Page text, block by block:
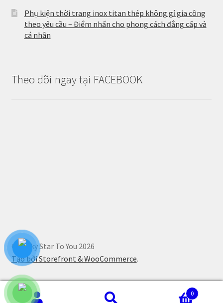
Phụ kiện thời trang inox titan thép không gỉ gia công
theo yêu cầu – Điểm nhấn cho phong cách đẳng cấp và
cá nhân
Theo dõi ngay tại FACEBOOK
© Lucky Star To You 2026
Tạo bởi Storefront & WooCommerce.
0